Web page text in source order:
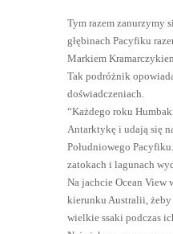
Tym razem zanurzymy
głębinach Pacyfiku
Markiem
Tak podróżnik
doświadczeniach.
“Każdego roku
Antarktykę i udają się
Południowego
zatokach i lagunach
Na jachcie Ocean View
kierunku Australii,
wielkie ssaki podczas